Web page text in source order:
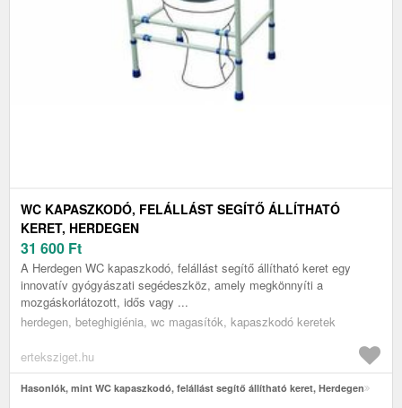
WC KAPASZKODÓ, FELÁLLÁST SEGÍTŐ ÁLLÍTHATÓ
KERET, HERDEGEN
31 600 Ft
A Herdegen WC kapaszkodó, felállást segítő állítható keret egy
innovatív gyógyászati segédeszköz, amely megkönnyíti a
mozgáskorlátozott, idős vagy ...
herdegen, beteghigiénia, wc magasítók, kapaszkodó keretek
erteksziget.hu
Hasonlók, mint WC kapaszkodó, felállást segítő állítható keret, Herdegen